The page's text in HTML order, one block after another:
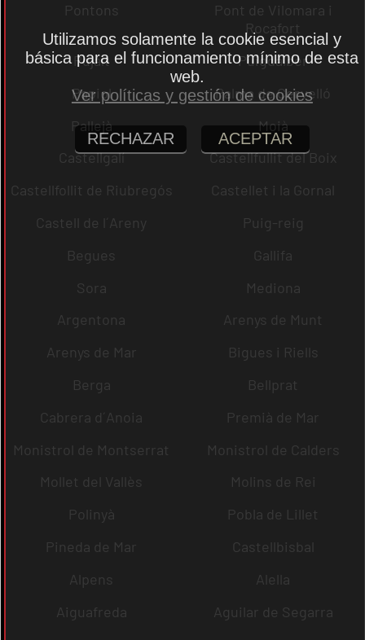
Pontons
Pont de Vilomara i
Rocafort
Pujalt
Puigdàlber
Papiol
Palma de Cervelló
Pallejà
Moià
Castellgalí
Castellfullit del Boix
Castellfollit de Riubregós
Castellet i la Gornal
Castell de l´Areny
Puig-reig
Begues
Gallifa
Sora
Mediona
Argentona
Arenys de Munt
Arenys de Mar
Bigues i Riells
Berga
Bellprat
Cabrera d´Anoia
Premià de Mar
Monistrol de Montserrat
Monistrol de Calders
Mollet del Vallès
Molins de Rei
Polinyà
Pobla de Lillet
Pineda de Mar
Castellbisbal
Alpens
Alella
Aiguafreda
Aguilar de Segarra
Utilizamos solamente la cookie esencial y
básica para el funcionamiento mínimo de esta
web.
Ver políticas y gestión de cookies
RECHAZAR ACEPTAR